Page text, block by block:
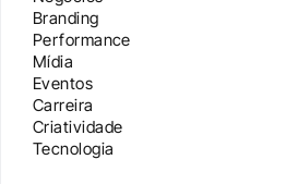
Branding
Performance
Mídia
Eventos
Carreira
Criatividade
Tecnologia